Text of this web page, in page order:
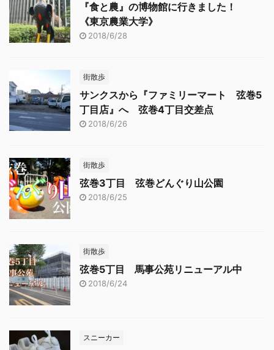
『食と農』の博物館に行きました！
《東京農業大学》
2018/6/28
街散歩
サンクスから『ファミリーマート 弦巻5
丁目店』へ 弦巻4丁目交差点
2018/6/26
街散歩
弦巻3丁目 弦巻どんぐり山公園
2018/6/25
街散歩
弦巻5丁目 馬事公苑リニューアル中
2018/6/24
スニーカー